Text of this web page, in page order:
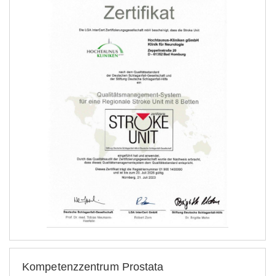
Kompetenzzentrum Prostata